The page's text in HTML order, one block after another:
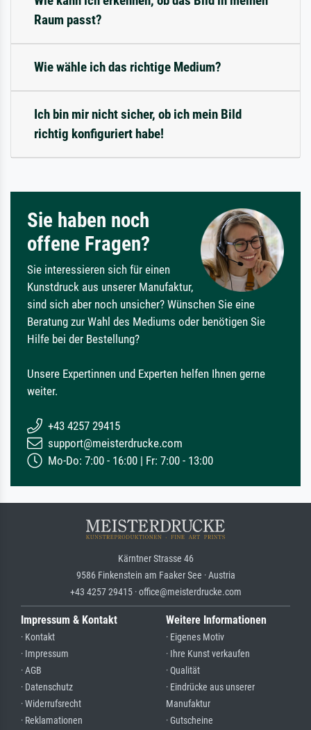
Raum passt?
Wie wähle ich das richtige Medium?
Ich bin mir nicht sicher, ob ich mein Bild
richtig konfiguriert habe!
Sie haben noch
offene Fragen?
Sie interessieren sich für einen
Kunstdruck aus unserer Manufaktur,
sind sich aber noch unsicher? Wünschen Sie eine
Beratung zur Wahl des Mediums oder benötigen Sie
Hilfe bei der Bestellung?
Unsere Expertinnen und Experten helfen Ihnen gerne
weiter.
+43 4257 29415
support@meisterdrucke.com
Mo-Do: 7:00 - 16:00 | Fr: 7:00 - 13:00
Kärntner Strasse 46
9586 Finkenstein am Faaker See · Austria
+43 4257 29415 · office@meisterdrucke.com
Impressum & Kontakt
· Kontakt
· Impressum
· AGB
· Datenschutz
· Widerrufsrecht
· Reklamationen
Weitere Informationen
· Eigenes Motiv
· Ihre Kunst verkaufen
· Qualität
· Eindrücke aus unserer
Manufaktur
· Gutscheine